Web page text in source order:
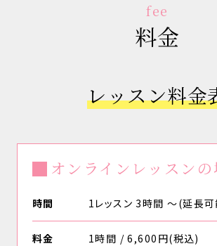
fee
料金
レッスン料金
オンラインレッスンの
時間 1レッスン 3時間 〜(延長
料金 1時間 / 6,600円(税込)